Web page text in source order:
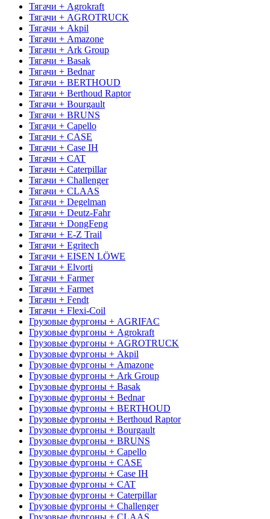
Тягачи + Agrokraft
Тягачи + AGROTRUCK
Тягачи + Akpil
Тягачи + Amazone
Тягачи + Ark Group
Тягачи + Basak
Тягачи + Bednar
Тягачи + BERTHOUD
Тягачи + Berthoud Raptor
Тягачи + Bourgault
Тягачи + BRUNS
Тягачи + Capello
Тягачи + CASE
Тягачи + Case IH
Тягачи + CAT
Тягачи + Caterpillar
Тягачи + Challenger
Тягачи + CLAAS
Тягачи + Degelman
Тягачи + Deutz-Fahr
Тягачи + DongFeng
Тягачи + E-Z Trail
Тягачи + Egritech
Тягачи + EISEN LÖWE
Тягачи + Elvorti
Тягачи + Farmer
Тягачи + Farmet
Тягачи + Fendt
Тягачи + Flexi-Coil
Грузовые фургоны + AGRIFAC
Грузовые фургоны + Agrokraft
Грузовые фургоны + AGROTRUCK
Грузовые фургоны + Akpil
Грузовые фургоны + Amazone
Грузовые фургоны + Ark Group
Грузовые фургоны + Basak
Грузовые фургоны + Bednar
Грузовые фургоны + BERTHOUD
Грузовые фургоны + Berthoud Raptor
Грузовые фургоны + Bourgault
Грузовые фургоны + BRUNS
Грузовые фургоны + Capello
Грузовые фургоны + CASE
Грузовые фургоны + Case IH
Грузовые фургоны + CAT
Грузовые фургоны + Caterpillar
Грузовые фургоны + Challenger
Грузовые фургоны + CLAAS